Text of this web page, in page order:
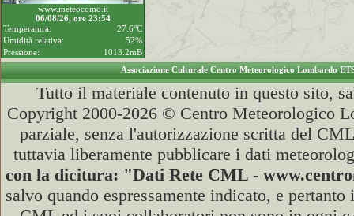
www.meteocomo.it
06/08/26, ore 23:54
Temperatura:
27.6°C
Umidità relativa:
52%
Pressione:
1013.2mB
Associazione Culturale Centro Meteorologico Lombardo
Tutto il materiale contenuto in questo sito,
Copyright 2000-2026 © Centro Meteorologico
parziale, senza l'autorizzazione scritta del
tuttavia liberamente pubblicare i dati
con la dicitura: "Dati Rete CML -
salvo quando espressamente indicato, e